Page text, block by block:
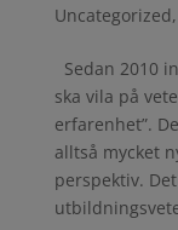
Uncategorized,
Sedan 2010
ska vila på
erfarenhet”.
alltså mycket
perspektiv.